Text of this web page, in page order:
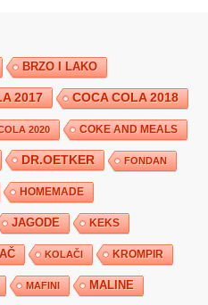
BRZO I LAKO
2017 COCA COLA 2018
2020 COKE AND MEALS
DR.OETKER FONDAN
HOMEMADE
JAGODE KEKS
KOLAČI KROMPIR
MAFINI MALINE